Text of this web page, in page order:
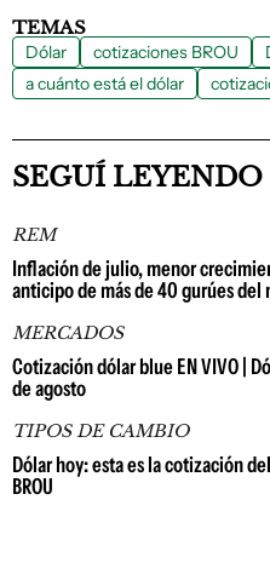
TEMAS
Dólar cotizaciones BROU
a cuánto está el dólar
SEGUÍ LEYENDO
REM
Inflación de julio, menor
anticipo de más de 40 gurúes del
MERCADOS
Cotización dólar blue EN VIVO |
de agosto
TIPOS DE CAMBIO
Dólar hoy: esta es la cotización
BROU